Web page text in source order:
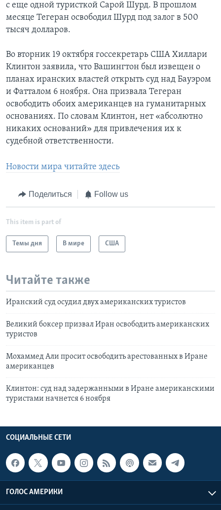
с еще одной туристкой Сарой Шурд. В прошлом
месяце Тегеран освободил Шурд под залог в 500
тысяч долларов.
Во вторник 19 октября госсекретарь США Хиллари
Клинтон заявила, что Вашингтон был извещен о
планах иранских властей открыть суд над Бауэром
и Фатталом 6 ноября. Она призвала Тегеран
освободить обоих американцев на гуманитарных
основаниях. По словам Клинтон, нет «абсолютно
никаких оснований» для привлечения их к
судебной ответственности.
Новости мира читайте здесь
Поделиться Follow us
This item is part of
Темы дня В мире США
Читайте также
Иранский суд осудил двух американских туристов
Великий боксер призвал Иран освободить американских
туристов
Мохаммед Али просит освободить арестованных в Иране
американцев
Клинтон: суд над задержанными в Иране американскими
туристами начнется 6 ноября
СОЦИАЛЬНЫЕ СЕТИ
ГОЛОС АМЕРИКИ